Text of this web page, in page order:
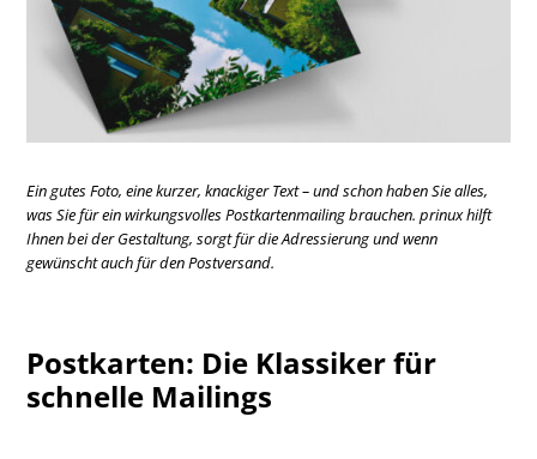
Ein gutes Foto, eine kurzer, knackiger Text – und schon haben Sie alles,
was Sie für ein wirkungsvolles Postkartenmailing brauchen. prinux hilft
Ihnen bei der Gestaltung, sorgt für die Adressierung und wenn
gewünscht auch für den Postversand.
Postkarten: Die Klassiker für
schnelle Mailings